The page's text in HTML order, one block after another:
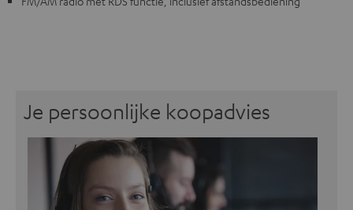
Je persoonlijke koopadvies